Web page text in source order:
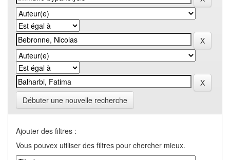
Débuter une nouvelle recherche
Ajouter des filtres :
Vous pouvex utiliser des filtres pour chercher mieux.